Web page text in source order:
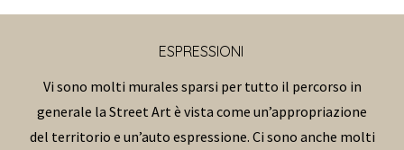
ESPRESSIONI
Vi sono molti murales sparsi per tutto il percorso in
generale la Street Art è vista come un’appropriazione
del territorio e un’auto espressione. Ci sono anche molti